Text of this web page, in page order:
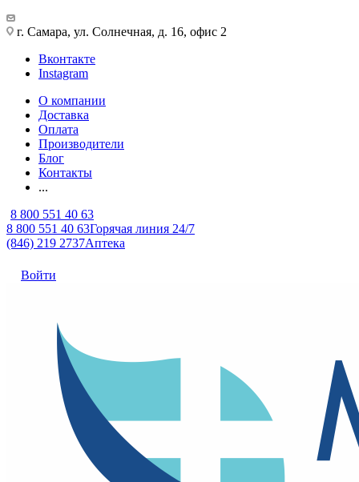
г. Самара, ул. Солнечная, д. 16, офис 2
Вконтакте
Instagram
О компании
Доставка
Оплата
Производители
Блог
Контакты
...
8 800 551 40 63
8 800 551 40 63Горячая линия 24/7
(846) 219 2737Аптека
Войти